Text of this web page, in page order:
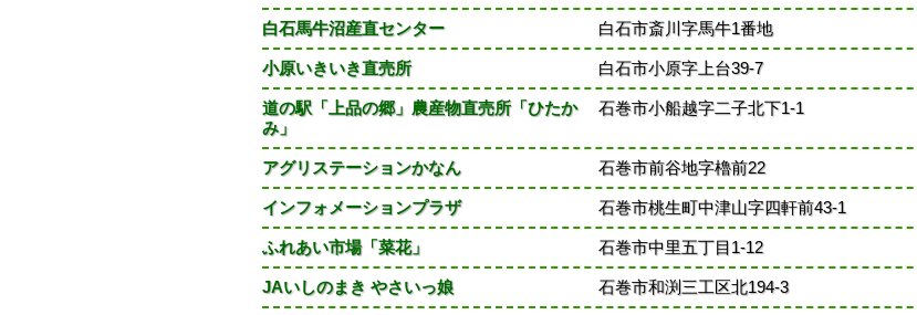
白石馬牛沼産直センター 白石市斎川字馬牛1番地
小原いきいき直売所 白石市小原字上台39-7
道の駅「上品の郷」農産物直売所「ひたか
み」
石巻市小船越字二子北下1-1
アグリステーションかなん 石巻市前谷地字櫓前22
インフォメーションプラザ 石巻市桃生町中津山字四軒前43-1
ふれあい市場「菜花」 石巻市中里五丁目1-12
JAいしのまき やさいっ娘 石巻市和渕三工区北194-3